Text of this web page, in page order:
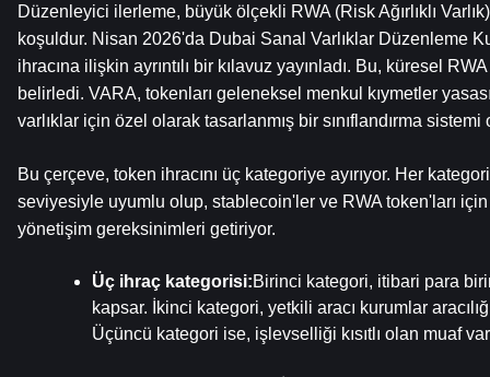
Düzenleyici ilerleme, büyük ölçekli RWA (Risk Ağırlıklı
koşuldur. Nisan 2026'da Dubai Sanal Varlıklar Düzenleme
ihracına ilişkin ayrıntılı bir kılavuz yayınladı. Bu, küresel
belirledi. VARA, tokenları geleneksel menkul kıymetler
varlıklar için özel olarak tasarlanmış bir sınıflandırma sistemi
Bu çerçeve, token ihracını üç kategoriye ayırıyor. Her
seviyesiyle uyumlu olup, stablecoin'ler ve RWA token'ları
yönetişim gereksinimleri getiriyor.
Üç ihraç kategorisi:Birinci kategori, itibari para
kapsar. İkinci kategori, yetkili aracı kurumlar
Üçüncü kategori ise, işlevselliği kısıtlı olan muaf